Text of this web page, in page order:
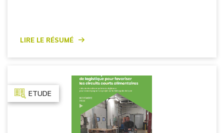
Lire le résumé
ETUDE